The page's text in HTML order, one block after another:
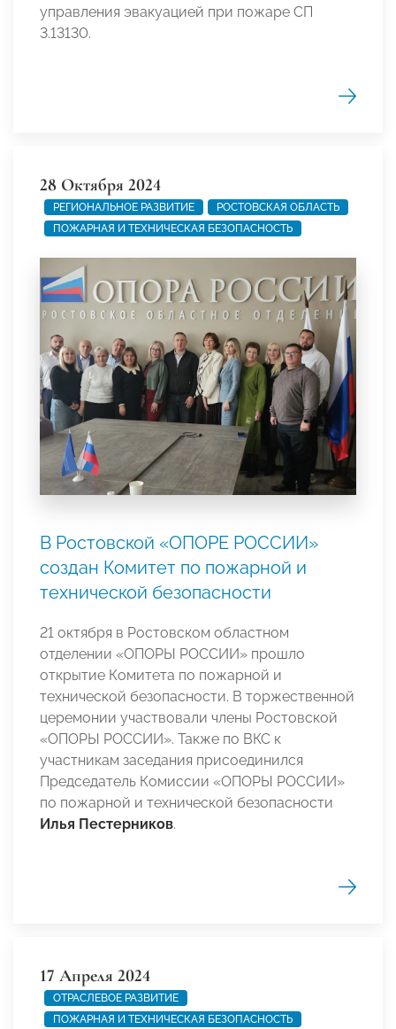
управления эвакуацией при пожаре СП
3.13130.
28 Октября 2024
РЕГИОНАЛЬНОЕ РАЗВИТИЕ
РОСТОВСКАЯ ОБЛАСТЬ
ПОЖАРНАЯ И ТЕХНИЧЕСКАЯ БЕЗОПАСНОСТЬ
В Ростовской «ОПОРЕ РОССИИ»
создан Комитет по пожарной и
технической безопасности
21 октября в Ростовском областном
отделении «ОПОРЫ РОССИИ» прошло
открытие Комитета по пожарной и
технической безопасности. В торжественной
церемонии участвовали члены Ростовской
«ОПОРЫ РОССИИ». Также по ВКС к
участникам заседания присоединился
Председатель Комиссии «ОПОРЫ РОССИИ»
по пожарной и технической безопасности
Илья Пестерников.
17 Апреля 2024
ОТРАСЛЕВОЕ РАЗВИТИЕ
ПОЖАРНАЯ И ТЕХНИЧЕСКАЯ БЕЗОПАСНОСТЬ